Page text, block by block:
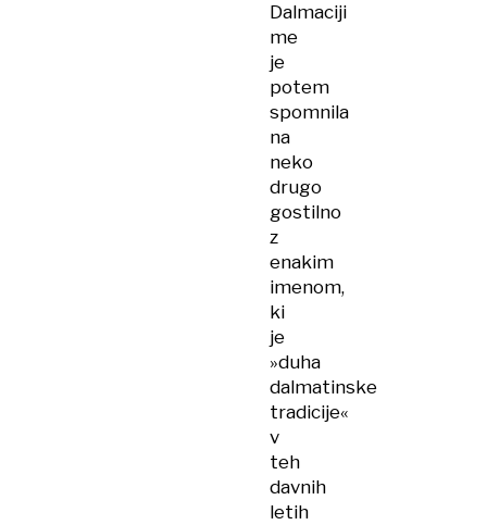
Dalmaciji
me
je
potem
spomnila
na
neko
drugo
gostilno
z
enakim
imenom,
ki
je
»duha
dalmatinske
tradicije«
v
teh
davnih
letih